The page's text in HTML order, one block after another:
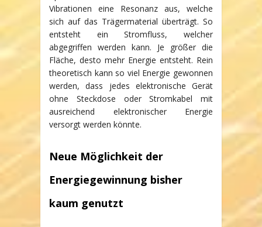
Vibrationen eine Resonanz aus, welche
sich auf das Trägermaterial überträgt. So
entsteht ein Stromfluss, welcher
abgegriffen werden kann. Je größer die
Fläche, desto mehr Energie entsteht. Rein
theoretisch kann so viel Energie gewonnen
werden, dass jedes elektronische Gerät
ohne Steckdose oder Stromkabel mit
ausreichend elektronischer Energie
versorgt werden könnte.
Neue Möglichkeit der
Energiegewinnung bisher
kaum genutzt